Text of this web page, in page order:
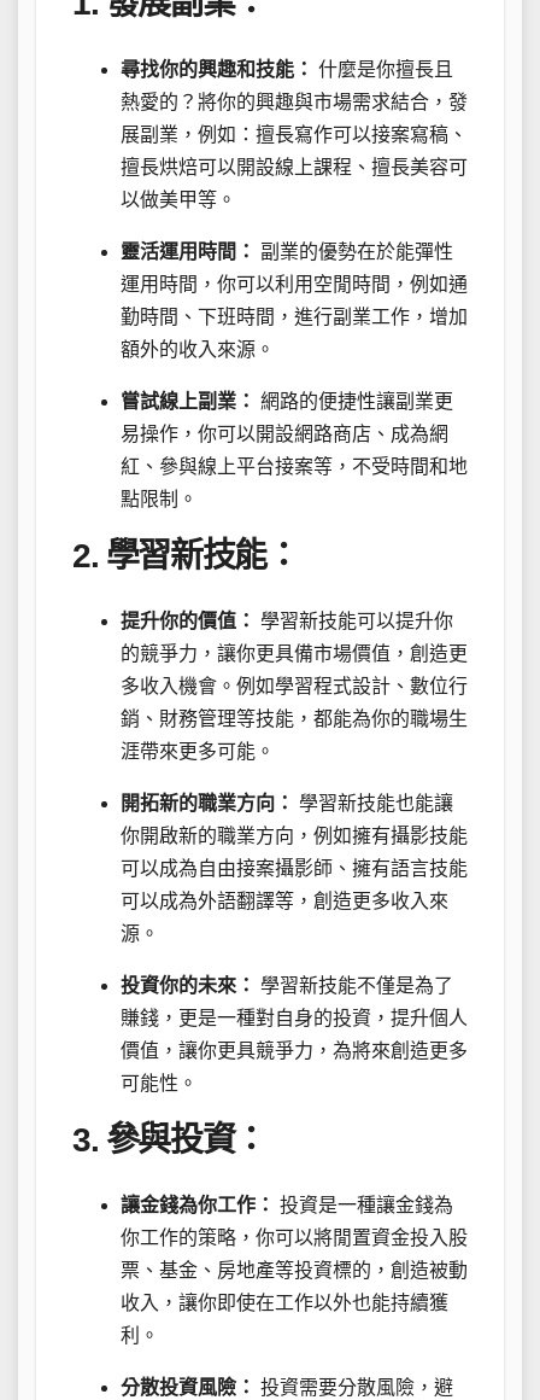
尋找你的興趣和技能： 什麼是你擅長且
熱愛的？將你的興趣與市場需求結合，發
展副業，例如：擅長寫作可以接案寫稿、
擅長烘焙可以開設線上課程、擅長美容可
以做美甲等。
靈活運用時間：
副業的優勢在於能彈性
運用時間，你可以利用空閒時間，例如通
勤時間、下班時間，進行副業工作，增加
額外的收入來源。
嘗試線上副業： 網路的便捷性讓副業更
易操作，你可以開設網路商店、成為網
紅、參與線上平台接案等，不受時間和地
點限制。
2. 學習新技能：
提升你的價值： 學習新技能可以提升你
的競爭力，讓你更具備市場價值，創造更
多收入機會。例如學習程式設計、數位行
銷、財務管理等技能，都能為你的職場生
涯帶來更多可能。
開拓新的職業方向： 學習新技能也能讓
你開啟新的職業方向，例如擁有攝影技能
可以成為自由接案攝影師、擁有語言技能
可以成為外語翻譯等，創造更多收入來
源。
投資你的未來： 學習新技能不僅是為了
賺錢，更是一種對自身的投資，提升個人
價值，讓你更具競爭力，為將來創造更多
可能性。
3. 參與投資：
讓金錢為你工作： 投資是一種讓金錢為
你工作的策略，你可以將閒置資金投入股
票、基金、房地產等投資標的，創造被動
收入，讓你即使在工作以外也能持續獲
利。
分散投資風險： 投資需要分散風險，避